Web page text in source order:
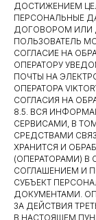
ДОСТИЖЕНИЕМ
ПЕРСОНАЛЬНЫЕ
ДОГОВОРОМ ИЛИ
ПОЛЬЗОВАТЕЛЬ
СОГЛАСИЕ НА
ОПЕРАТОРУ
ПОЧТЫ НА
ОПЕРАТОРА
СОГЛАСИЯ НА
8.5. ВСЯ
СЕРВИСАМИ, В
СРЕДСТВАМИ
ХРАНИТСЯ И
(ОПЕРАТОРАМИ) В
СОГЛАШЕНИЕМ И
СУБЪЕКТ
ДОКУМЕНТАМИ.
ЗА ДЕЙСТВИЯ
В НАСТОЯЩЕМ
+7
+7